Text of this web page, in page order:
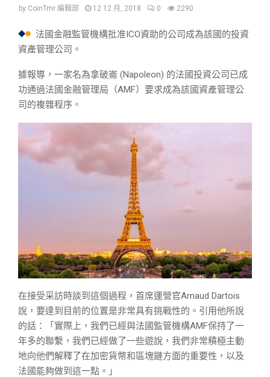
by CoinTmr 編輯部 12 12 月, 2018 0 2290
法國金融監管機構批准ICO資助的公司成為該國的投資
資產管理公司。
據報導，一家名為拿破崙 (Napoleon) 的法國投資公司已成
功通過法國金融管理局（AMF）要求成為該國資產管理公
司的複雜程序。
在接受采訪時談到這個過程，首席運營官Arnaud Dartois
說，要達到目前的位置是非常具有挑戰性的。引用他所說
的話：「實際上，我們已經與法國監管機構AMF保持了一
年多的聯繫，我們已經做了一些遊說，我們非常積極主動
地向他們解釋了在加密貨幣和區塊鏈方面的重要性，以及
法國能夠做到這一點。」